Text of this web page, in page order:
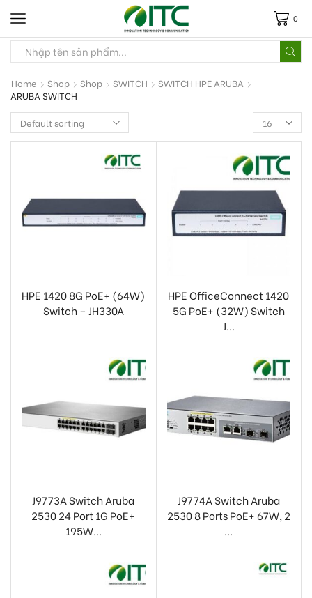
0
Home Shop Shop SWITCH
SWITCH HPE ARUBA
ARUBA SWITCH
HPE 1420 8G PoE+ (64W)
Switch – JH330A
HPE OfficeConnect 1420
5G PoE+ (32W) Switch
J...
J9773A Switch Aruba
2530 24 Port 1G PoE+
195W...
J9774A Switch Aruba
2530 8 Ports PoE+ 67W, 2
...